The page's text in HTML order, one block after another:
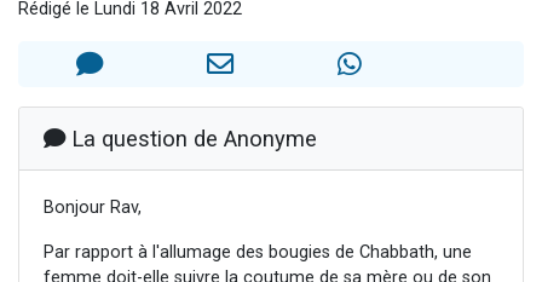
30 personnes viennent de faire un don pour Sauvez la jambe de Yohan
12 nouvelles musiques dans Torah-Box Music
29 personnes viennent de demander une bénédiction
Rédigé le Lundi 18 Avril 2022
La question de Anonyme
Bonjour Rav,
Par rapport à l'allumage des bougies de Chabbath, une